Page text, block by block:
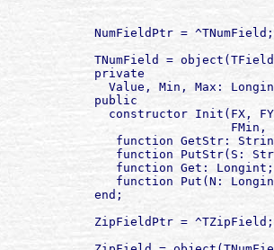
             NumFieldPtr = ^TNumField;
TNumField =
             private
Value, Min, Max:
             public
constructor Init(FX,
FMin,
function GetStr:
function PutStr(S:
                function Get: Longint;
function Put(N:
             end;
             ZipFieldPtr = ^TZipField;